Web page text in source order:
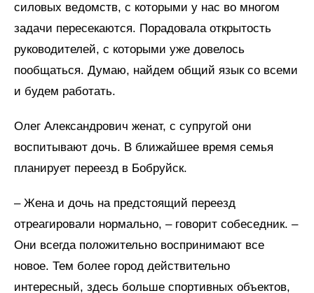
силовых ведомств, с которыми у нас во многом
задачи пересекаются. Порадовала открытость
руководителей, с которыми уже довелось
пообщаться. Думаю, найдем общий язык со всеми
и будем работать.
Олег Александрович женат, с супругой они
воспитывают дочь. В ближайшее время семья
планирует переезд в Бобруйск.
– Жена и дочь на предстоящий переезд
отреагировали нормально, – говорит собеседник. –
Они всегда положительно воспринимают все
новое. Тем более город действительно
интересный, здесь больше спортивных объектов,